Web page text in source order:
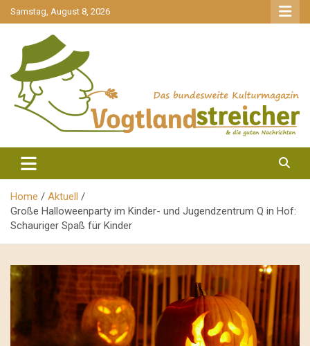
gehe
zum
Samstag, August 8, 2026
Vogtlandstreicher
Home
Aktuell
Große Halloweenparty im Kinder- und Jugendzentrum Q in Hof:
Schauriger Spaß für Kinder